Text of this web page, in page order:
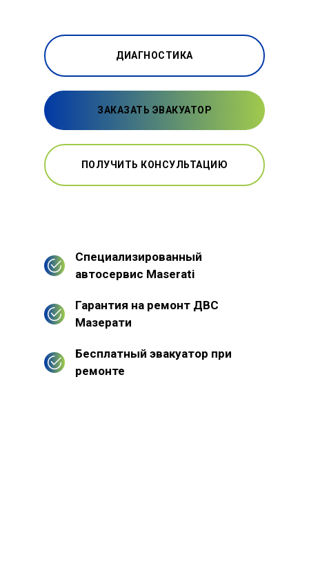
ДИАГНОСТИКА
ЗАКАЗАТЬ ЭВАКУАТОР
ПОЛУЧИТЬ КОНСУЛЬТАЦИЮ
Специализированный
автосервис Maserati
Гарантия на ремонт ДВС
Мазерати
Бесплатный эвакуатор при
ремонте